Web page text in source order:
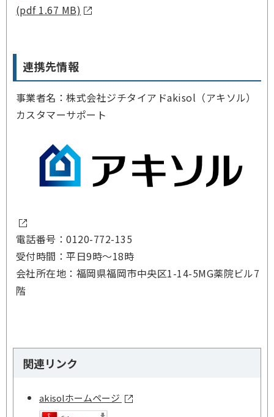
(pdf 1.67 MB)
連携先情報
事業者名：株式会社ジチタイアドakisol（アキソル）
カスタマーサポート
電話番号：0120-772-135
受付時間：平日9時～18時
会社所在地：福岡県福岡市中央区1-14-5MG薬院ビル7
階
関連リンク
akisolホームページ